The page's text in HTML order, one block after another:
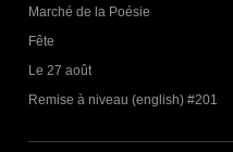
Marché de la Poésie
Fête
Le 27 août
Remise à niveau (english) #201